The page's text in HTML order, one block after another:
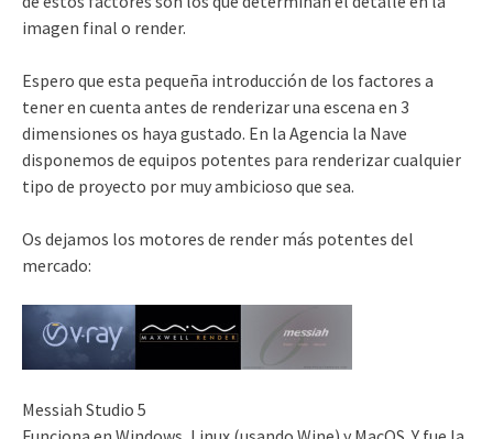
imagen final o render.
Espero que esta pequeña introducción de los factores a
tener en cuenta antes de renderizar una escena en 3
dimensiones os haya gustado. En la Agencia la Nave
disponemos de equipos potentes para renderizar cualquier
tipo de proyecto por muy ambicioso que sea.
Os dejamos los motores de render más potentes del
mercado:
Messiah Studio 5